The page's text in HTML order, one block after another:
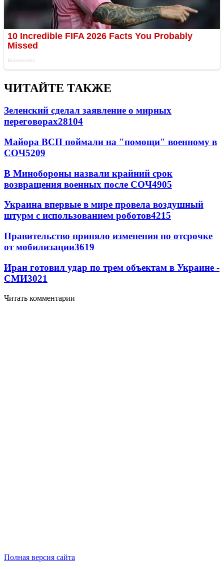
ЧИТАЙТЕ ТАКЖЕ
Зеленский сделал заявление о мирных
переговорах28104
Майора ВСП поймали на "помощи" военному в
СОЧ5209
В Минобороны назвали крайний срок
возвращения военных после СОЧ4905
Украина впервые в мире провела воздушный
штурм с использованием роботов4215
Правительство приняло изменения по отсрочке
от мобилизации3619
Иран готовил удар по трем объектам в Украине -
СМИ3021
Читать комментарии
Полная версия сайта